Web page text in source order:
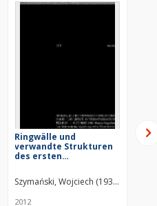
Ringwälle und
verwandte Strukturen
des ersten
Nord- und Ostsee.
Internationales
Szymański, Wojciech (1932– )
2012